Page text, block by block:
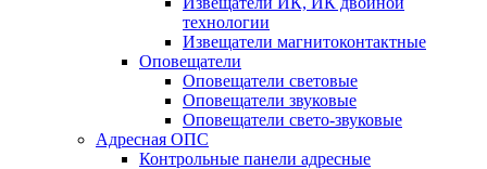
технологии
Извещатели магнитоконтактные
Оповещатели
Оповещатели световые
Оповещатели звуковые
Оповещатели свето-звуковые
Адресная ОПС
Контрольные панели адресные